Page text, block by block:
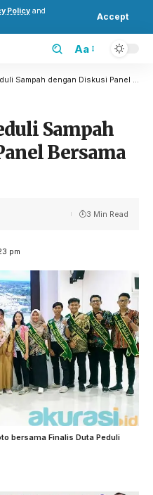
Policy and
Accept
Aa
dengan Diskusi Panel Bersama Narasumber
Sampah
Bersama
pm
3 Min Read
bersama Finalis Duta Peduli